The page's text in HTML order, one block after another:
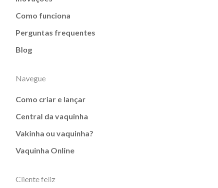
Como funciona
Perguntas frequentes
Blog
Navegue
Como criar e lançar
Central da vaquinha
Vakinha ou vaquinha?
Vaquinha Online
Cliente feliz